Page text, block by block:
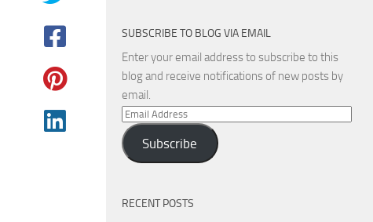
SUBSCRIBE TO BLOG VIA EMAIL
Enter your email address to subscribe to this
blog and receive notifications of new posts by
email.
Email
Address
Subscribe
RECENT POSTS